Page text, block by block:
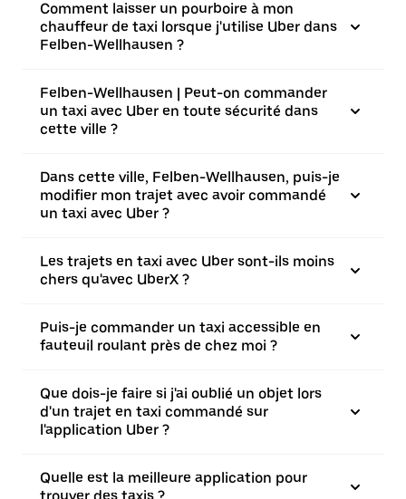
Comment laisser un pourboire à mon
chauffeur de taxi lorsque j'utilise Uber dans
Felben-Wellhausen ?
Felben-Wellhausen | Peut-on commander
un taxi avec Uber en toute sécurité dans
cette ville ?
Dans cette ville, Felben-Wellhausen, puis-je
modifier mon trajet avec avoir commandé
un taxi avec Uber ?
Les trajets en taxi avec Uber sont-ils moins
chers qu'avec UberX ?
Puis-je commander un taxi accessible en
fauteuil roulant près de chez moi ?
Que dois-je faire si j'ai oublié un objet lors
d'un trajet en taxi commandé sur
l'application Uber ?
Quelle est la meilleure application pour